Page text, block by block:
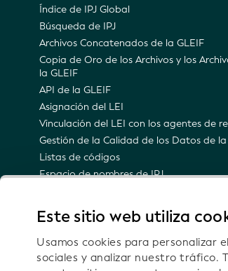
Este sitio web utiliza
Usamos cookies para personalizar
sociales y analizar nuestro tráfico.
Índice de IPJ Global
Búsqueda de IPJ
Archivos Concatenados de la GLEIF
Copia de Oro de los Archivos y los
la GLEIF
API de la GLEIF
Asignación del LEI
Vinculación del LEI con los agentes de
Gestión de la Calidad de los Datos de la
Listas de códigos
Espacio de nombres de IPJ
Notificaciones por correo electrónico
actualizaciones técnicas